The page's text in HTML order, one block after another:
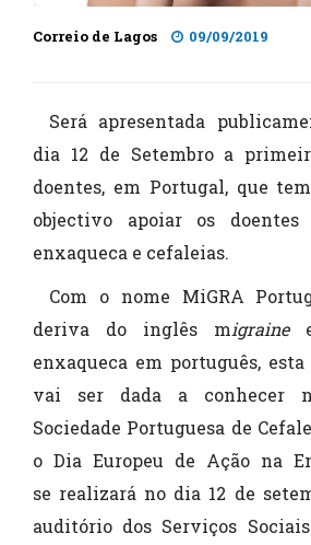
Correio de Lagos 09/09/2019
Será apresentada
dia 12 de Setembro a
doentes, em Portugal, que
objectivo apoiar os
enxaqueca e cefaleias.
Com o nome MiGRA
deriva do inglês migraine
enxaqueca em português,
vai ser dada a conhecer
Sociedade Portuguesa de
o Dia Europeu de Ação na
se realizará no dia 12 de
auditório dos Serviços